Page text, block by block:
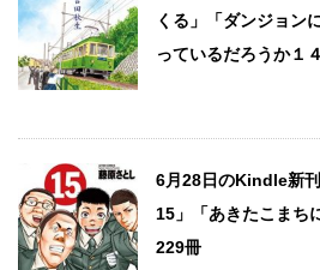
くる」「ダンジョン
っているだろうか１
6月28日のKindle新
15」「あきたこまち
229冊